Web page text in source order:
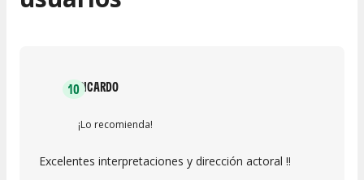
10RICARDO
¡Lo recomienda!
Excelentes interpretaciones y dirección actoral !!